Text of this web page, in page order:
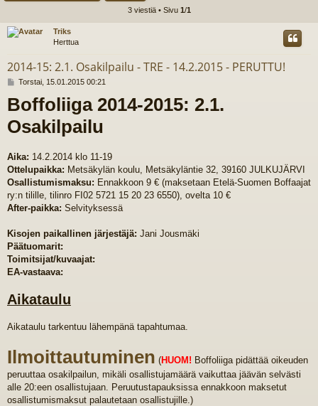
ee
3 viestiä • Sivu 1/1
Triks
Herttua
2014-15: 2.1. Osakilpailu - TRE - 14.2.2015 - PERUTTU!
V
e
s
t
i
Torstai, 15.01.2015 00:21
Boffoliiga 2014-2015: 2.1.
Osakilpailu
Aika: 14.2.2014 klo 11-19
Ottelupaikka: Metsäkylän koulu, Metsäkyläntie 32, 39160 JULKUJÄRVI
Osallistumismaksu: Ennakkoon 9 € (maksetaan Etelä-Suomen Boffaajat
ry:n tilille, tilinro FI02 5721 15 20 23 6550), ovelta 10 €
After-paikka: Selvityksessä
Kisojen paikallinen järjestäjä: Jani Jousmäki
Päätuomarit:
Toimitsijat/kuvaajat:
EA-vastaava:
Aikataulu
Aikataulu tarkentuu lähempänä tapahtumaa.
Ilmoittautuminen (HUOM! Boffoliiga pidättää oikeuden
peruuttaa osakilpailun, mikäli osallistujamäärä vaikuttaa jäävän selvästi
alle 20:een osallistujaan. Peruutustapauksissa ennakkoon maksetut
osallistumismaksut palautetaan osallistujille.)